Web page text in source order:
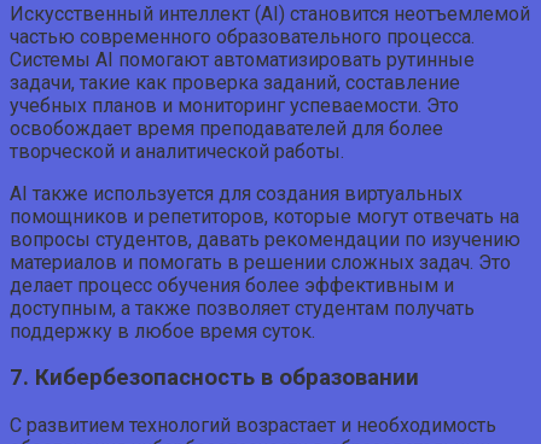
Искусственный интеллект (AI) становится неотъемлемой
частью современного образовательного процесса.
Системы AI помогают автоматизировать рутинные
задачи, такие как проверка заданий, составление
учебных планов и мониторинг успеваемости. Это
освобождает время преподавателей для более
творческой и аналитической работы.
AI также используется для создания виртуальных
помощников и репетиторов, которые могут отвечать на
вопросы студентов, давать рекомендации по изучению
материалов и помогать в решении сложных задач. Это
делает процесс обучения более эффективным и
доступным, а также позволяет студентам получать
поддержку в любое время суток.
7. Кибербезопасность в образовании
С развитием технологий возрастает и необходимость